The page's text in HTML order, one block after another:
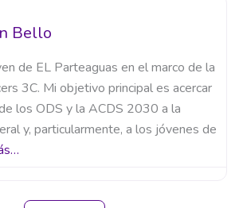
Bello
de EL Parteaguas en el marco de la
3C. Mi objetivo principal es acercar
los ODS y la ACDS 2030 a la
y, particularmente, a los jóvenes de